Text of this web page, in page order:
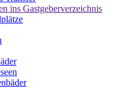
ins Gastgeberverzeichnis